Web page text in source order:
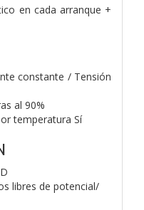
en cada arranque +
constante / Tensión
al 90%
temperatura Sí
libres de potencial/